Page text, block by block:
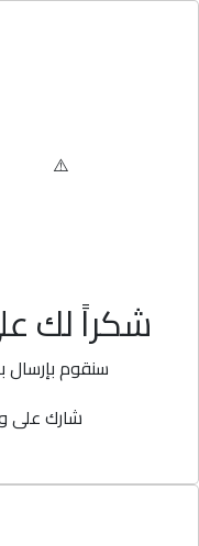
شكراً لك
سنقوم بإرسال
شارك على